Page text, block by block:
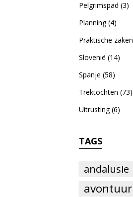
Pelgrimspad (3)
Planning(4)
Praktische zaken
Slovenië (14)
Spanje (58)
Trektochten (73)
Uitrusting(6)
TAGS
andalusie
avontuur